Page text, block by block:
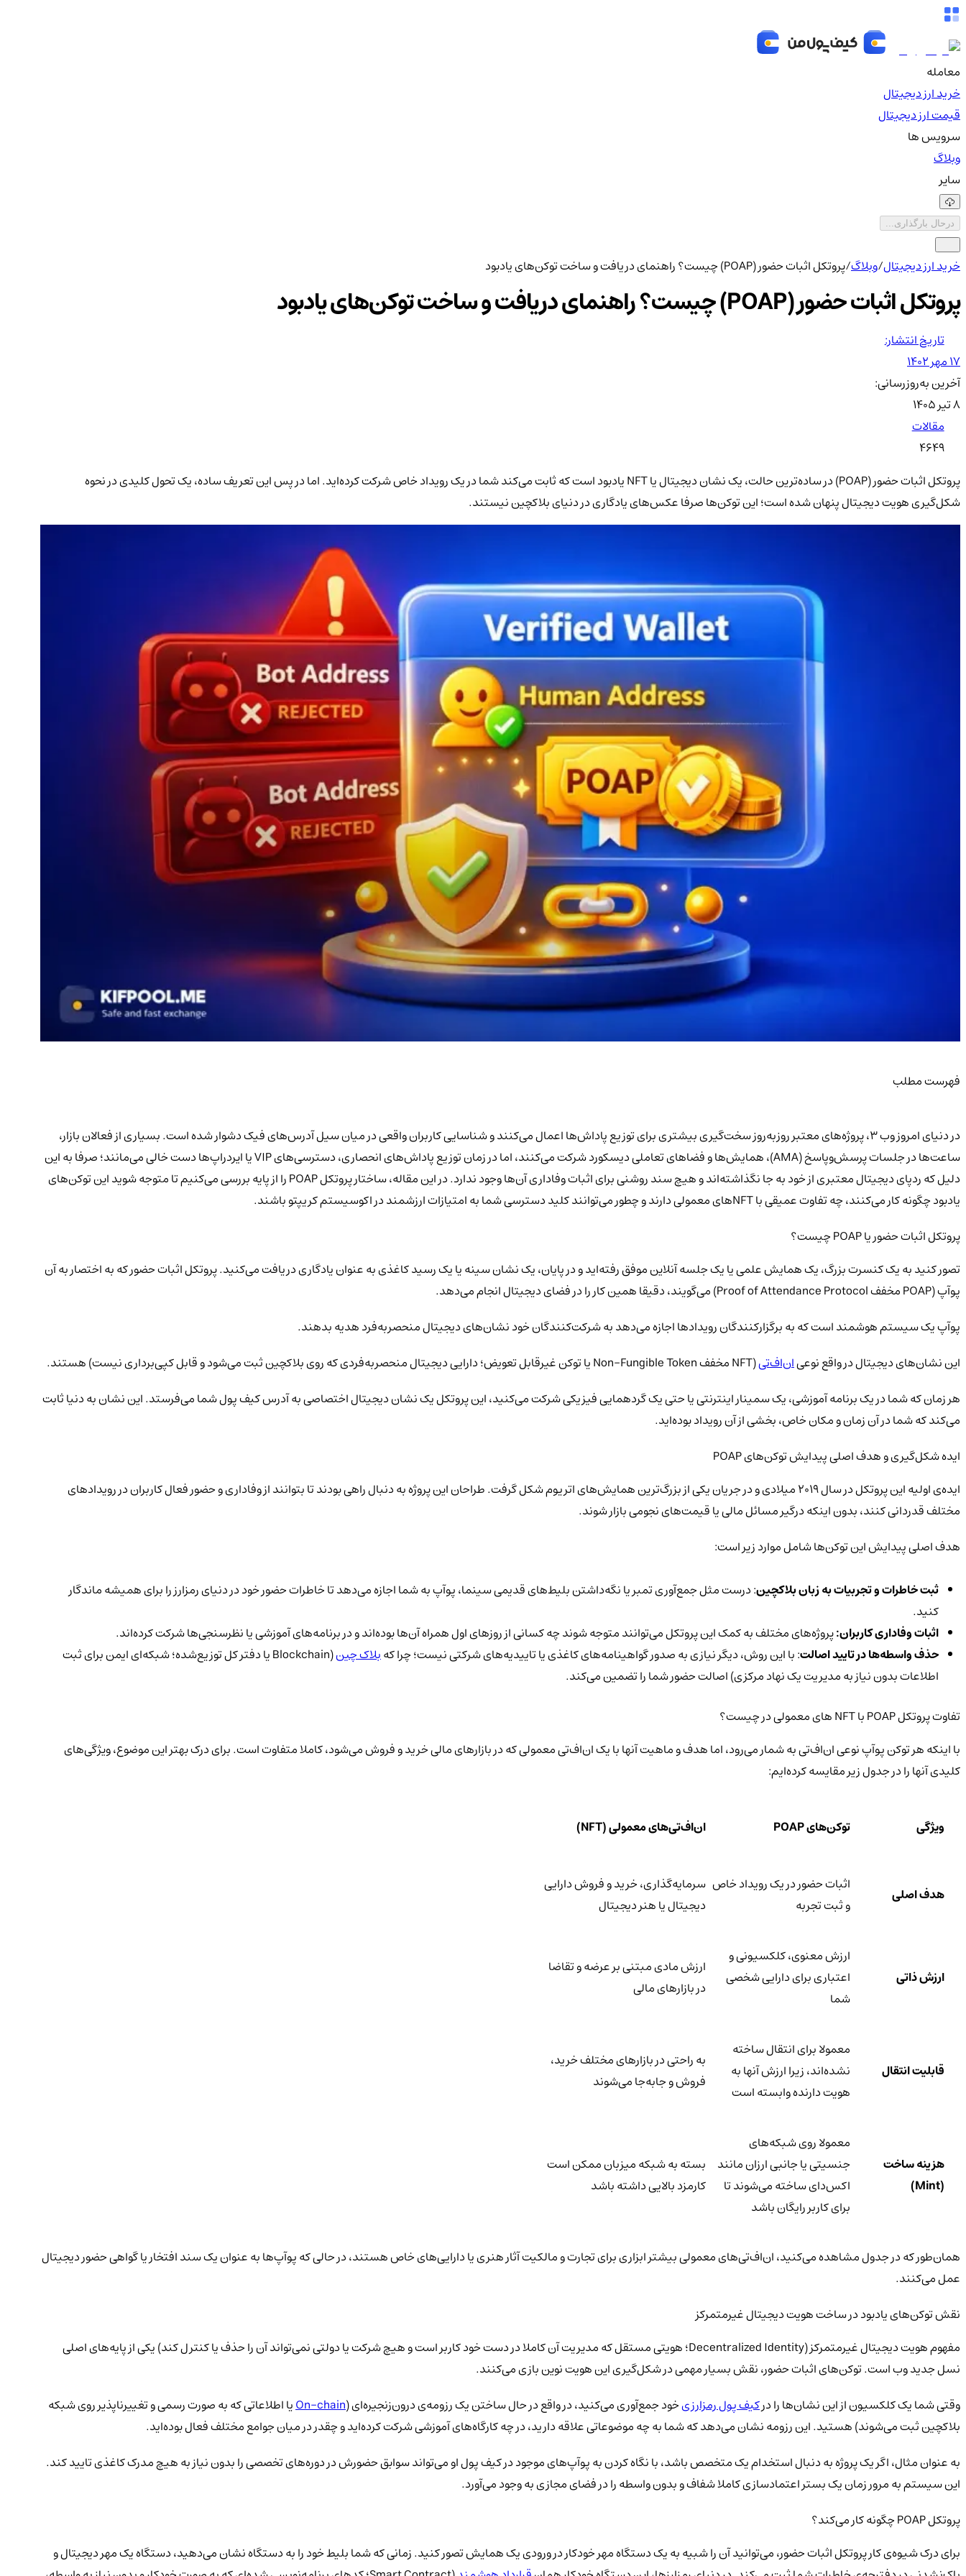
معامله
خرید ارز دیجیتال
قیمت ارز دیجیتال
سرویس ها
وبلاگ
سایر
درحال بارگذاری...
خرید ارز دیجیتال/وبلاگ/پروتکل اثبات حضور (POAP) چیست؟ راهنمای دریافت و ساخت توکن‌های یادبود
پروتکل اثبات حضور (POAP) چیست؟ راهنمای دریافت و ساخت توکن‌های یادبود
تاریخ انتشار:
۱۷ مهر ۱۴۰۲
آخرین به‌روزرسانی:
۸ تیر ۱۴۰۵
مقالات
4649
پروتکل اثبات حضور (POAP) در ساده‌ترین حالت، یک نشان دیجیتال یا NFT یادبود است که ثابت می‌کند شما در یک رویداد خاص شرکت کرده‌اید. اما در پس این تعریف ساده، یک تحول کلیدی در نحوه
شکل‌گیری هویت دیجیتال پنهان شده است؛ این توکن‌ها صرفا عکس‌های یادگاری در دنیای بلاکچین نیستند.
فهرست مطلب
در دنیای امروز وب ۳، پروژه‌های معتبر روزبه‌روز سخت‌گیری بیشتری برای توزیع پاداش‌ها اعمال می‌کنند و شناسایی کاربران واقعی در میان سیل آدرس‌های فیک دشوار شده است. بسیاری از فعالان بازار،
ساعت‌ها در جلسات پرسش‌وپاسخ (AMA)، همایش‌ها و فضاهای تعاملی دیسکورد شرکت می‌کنند، اما در زمان توزیع پاداش‌های انحصاری، دسترسی‌های VIP یا ایردراپ‌ها دست خالی می‌مانند؛ صرفا به این
دلیل که ردپای دیجیتال معتبری از خود به جا نگذاشته‌اند و هیچ سند روشنی برای اثبات وفاداری آن‌ها وجود ندارد. در این مقاله، ساختار پروتکل POAP را از پایه بررسی می‌کنیم تا متوجه شوید این توکن‌های
یادبود چگونه کار می‌کنند، چه تفاوت عمیقی با NFTهای معمولی دارند و چطور می‌توانند کلید دسترسی شما به امتیازات ارزشمند در اکوسیستم کریپتو باشند.
پروتکل اثبات حضور یا POAP چیست؟
تصور کنید به یک کنسرت بزرگ، یک همایش علمی یا یک جلسه آنلاین موفق رفته‌اید و در پایان، یک نشان سینه یا یک رسید کاغذی به عنوان یادگاری دریافت می‌کنید. پروتکل اثبات حضور که به اختصار به آن
پوآپ (POAP مخفف Proof of Attendance Protocol) می‌گویند، دقیقا همین کار را در فضای دیجیتال انجام می‌دهد.
پوآپ یک سیستم هوشمند است که به برگزارکنندگان رویدادها اجازه می‌دهد به شرکت‌کنندگان خود نشان‌های دیجیتال منحصربه‌فرد هدیه بدهند.
این نشان‌های دیجیتال در واقع نوعیان‌اف‌تی(NFT مخفف Non-Fungible Token یا توکن غیرقابل تعویض؛ دارایی دیجیتال منحصربه‌فردی که روی بلاکچین ثبت می‌شود و قابل کپی‌برداری نیست) هستند.
هر زمان که شما در یک برنامه آموزشی، یک سمینار اینترنتی یا حتی یک گردهمایی فیزیکی شرکت می‌کنید، این پروتکل یک نشان دیجیتال اختصاصی به آدرس کیف پول شما می‌فرستد. این نشان به دنیا ثابت
می‌کند که شما در آن زمان و مکان خاص، بخشی از آن رویداد بوده‌اید.
ایده شکل‌گیری و هدف اصلی پیدایش توکن‌های POAP
ایده‌ی اولیه این پروتکل در سال 2019 میلادی و در جریان یکی از بزرگ‌ترین همایش‌های اتریوم شکل گرفت. طراحان این پروژه به دنبال راهی بودند تا بتوانند از وفاداری و حضور فعال کاربران در رویدادهای
مختلف قدردانی کنند، بدون اینکه درگیر مسائل مالی یا قیمت‌های نجومی بازار شوند.
هدف اصلی پیدایش این توکن‌ها شامل موارد زیر است:
ثبت خاطرات و تجربیات به زبان بلاکچین: درست مثل جمع‌آوری تمبر یا نگه‌داشتن بلیط‌های قدیمی سینما، پوآپ به شما اجازه می‌دهد تا خاطرات حضور خود در دنیای رمزارز را برای همیشه ماندگار
کنید.
اثبات وفاداری کاربران:پروژه‌های مختلف به کمک این پروتکل می‌توانند متوجه شوند چه کسانی از روزهای اول همراه آن‌ها بوده‌اند و در برنامه‌های آموزشی یا نظرسنجی‌ها شرکت کرده‌اند.
حذف واسطه‌ها در تایید اصالت: با این روش، دیگر نیازی به صدور گواهینامه‌های کاغذی یا تاییدیه‌های شرکتی نیست؛ چرا کهبلاک چین
(Blockchain یا دفتر کل توزیع‌شده؛ شبکه‌ای ایمن برای ثبت
اطلاعات بدون نیاز به مدیریت یک نهاد مرکزی) اصالت حضور شما را تضمین می‌کند.
تفاوت پروتکل POAP با NFT های معمولی در چیست؟
با اینکه هر توکن پوآپ نوعی ان‌اف‌تی به شمار می‌رود، اما هدف و ماهیت آنها با یک ان‌اف‌تی معمولی که در بازارهای مالی خرید و فروش می‌شود، کاملا متفاوت است. برای درک بهتر این موضوع، ویژگی‌های
کلیدی آنها را در جدول زیر مقایسه کرده‌ایم:
ویژگی توکن‌هایPOAP ان‌اف‌تی‌های معمولی (NFT
)
هدف اصلی
اثبات حضور در یک رویداد خاص
و ثبت تجربه
سرمایه‌گذاری، خرید و فروش دارایی
دیجیتال یا هنر دیجیتال
ارزش ذاتی
ارزش معنوی، کلکسیونی و
اعتباری برای دارایی شخصی
شما
ارزش مادی مبتنی بر عرضه و تقاضا
در بازارهای مالی
قابلیت انتقال
معمولا برای انتقال ساخته
نشده‌اند، زیرا ارزش آنها به
هویت دارنده وابسته است
به راحتی در بازارهای مختلف خرید،
فروش و جابه‌جا می‌شوند
هزینه ساخت
(
Mint
)
معمولا روی شبکه‌های
جنسیتی یا جانبی ارزان مانند
اکس‌دای ساخته می‌شوند تا
برای کاربر رایگان باشد
بسته به شبکه میزبان ممکن است
کارمزد بالایی داشته باشد
همان‌طور که در جدول مشاهده می‌کنید، ان‌اف‌تی‌های معمولی بیشتر ابزاری برای تجارت و مالکیت آثار هنری یا دارایی‌های خاص هستند، در حالی که پوآپ‌ها به عنوان یک سند افتخار یا گواهی حضور دیجیتال
عمل می‌کنند.
نقش توکن‌های یادبود در ساخت هویت دیجیتال غیرمتمرکز
مفهوم هویت دیجیتال غیرمتمرکز (Decentralized Identity؛ هویتی مستقل که مدیریت آن کاملا در دست خود کاربر است و هیچ شرکت یا دولتی نمی‌تواند آن را حذف یا کنترل کند) یکی از پایه‌های اصلی
نسل جدید وب است. توکن‌های اثبات حضور، نقش بسیار مهمی در شکل‌گیری این هویت نوین بازی می‌کنند.
وقتی شما یک کلکسیون از این نشان‌ها را درکیف پول رمزارزیخود جمع‌آوری می‌کنید، در واقع در حال ساختن یک رزومه‌ی درون‌زنجیره‌ای (On-chainیا اطلاعاتی که به صورت رسمی و تغییرناپذیر روی شبکه
بلاکچین ثبت می‌شوند) هستید. این رزومه نشان می‌دهد که شما به چه موضوعاتی علاقه دارید، در چه کارگاه‌های آموزشی شرکت کرده‌اید و چقدر در میان جوامع مختلف فعال بوده‌اید.
به عنوان مثال، اگر یک پروژه به دنبال استخدام یک متخصص باشد، با نگاه کردن به پوآپ‌های موجود در کیف پول او می‌تواند سوابق حضورش در دوره‌های تخصصی را بدون نیاز به هیچ مدرک کاغذی تایید کند.
این سیستم به مرور زمان یک بستر اعتمادسازی کاملا شفاف و بدون واسطه را در فضای مجازی به وجود می‌آورد.
پروتکل POAP چگونه کار می‌کند؟
برای درک شیوه‌ی کار پروتکل اثبات حضور، می‌توانید آن را شبیه به یک دستگاه مهر خودکار در ورودی یک همایش تصور کنید. زمانی که شما بلیط خود را به دستگاه نشان می‌دهید، دستگاه یک مهر دیجیتال و